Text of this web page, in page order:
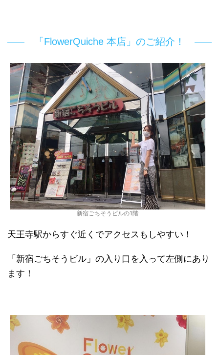
「FlowerQuiche 本店」のご紹介！
新宿ごちそうビルの1階
天王寺駅からすぐ近くでアクセスもしやすい！
「新宿ごちそうビル」の入り口を入って左側にあり
ます！